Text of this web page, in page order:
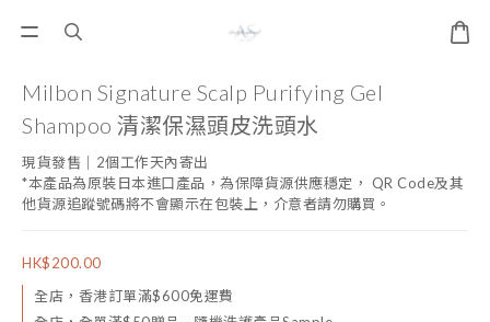
Milbon Signature Scalp Purifying Gel
Shampoo 清潔保濕頭皮洗頭水
現貨發售｜2個工作天內寄出
*本產品為原裝日本進口產品，為保障貨源供應穩定， QR Code及其
他貨源追蹤號碼將不會顯示在包裝上，介意者請勿購買。
HK$200.00
全店，香港訂單滿$600免運費